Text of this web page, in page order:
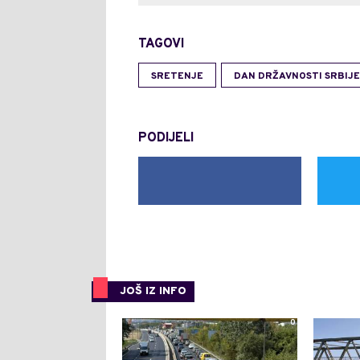
TAGOVI
SRETENJE DAN DRŽAVNOSTI SRBIJE
PODIJELI
JOŠ IZ INFO
0